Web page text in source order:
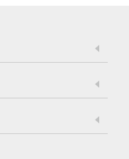
実験をしない
Kids